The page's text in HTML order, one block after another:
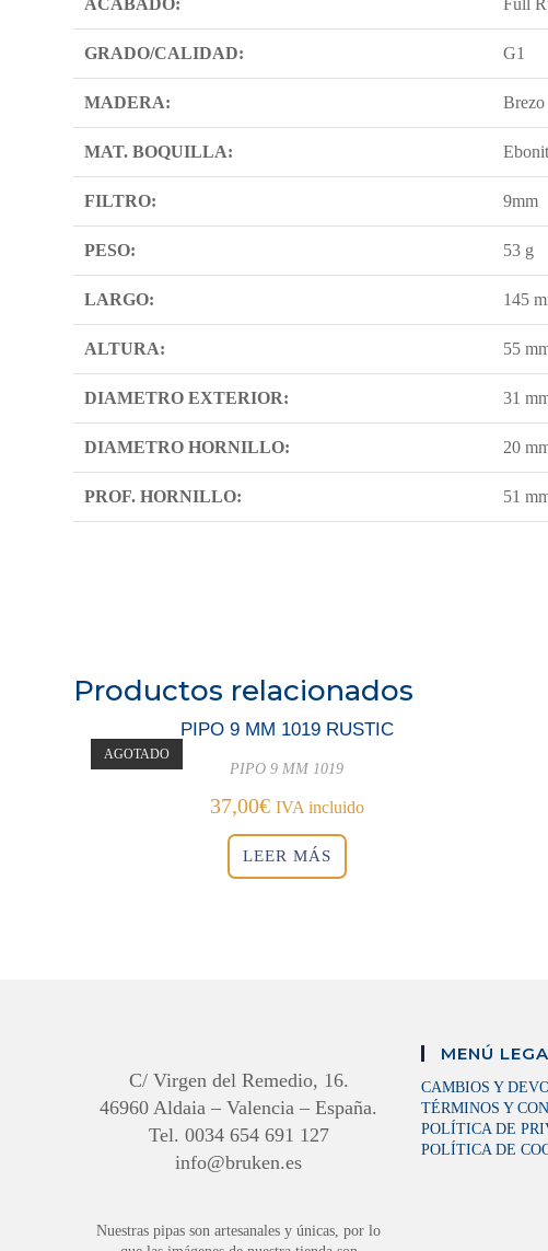
ACABADO: Full
GRADO/CALIDAD: G1
MADERA: Brezo
MAT. BOQUILLA:
FILTRO: 9mm
PESO: 53 g
LARGO: 145
ALTURA: 55
DIAMETRO EXTERIOR: 31
DIAMETRO HORNILLO: 20
PROF. HORNILLO: 51
Productos relacionados
AGOTADO
PIPO 9 MM 1019 RUSTIC
PIPO 9 MM 1019
37,00€ IVA incluido
LEER MÁS
C/ Virgen del Remedio, 16.
46960 Aldaia – Valencia – España.
Tel. 0034 654 691 127
info@bruken.es
Nuestras pipas son artesanales y únicas, por lo
MENÚ
CAMBIOS Y
TÉRMINOS Y
POLÍTICA DE
POLÍTICA DE